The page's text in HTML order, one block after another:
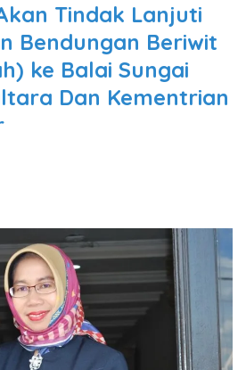
Tindak Lanjuti
Bendungan Beriwit
ke Balai Sungai
Dan Kementrian